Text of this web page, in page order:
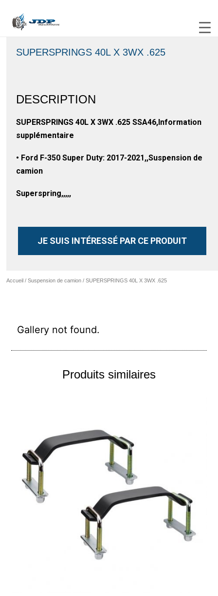
Accueil /Suspension de camion / SUPERSPRINGS 40L X 3WX .625
Gallery not found.
SUPERSPRINGS 40L X 3WX .625
DESCRIPTION
SUPERSPRINGS 40L X 3WX .625 SSA46,Information
supplémentaire
• Ford F-350 Super Duty: 2017-2021,,Suspension de
camion
Superspring,,,,,
JE SUIS INTÉRESSÉ PAR CE PRODUIT
Produits similaires